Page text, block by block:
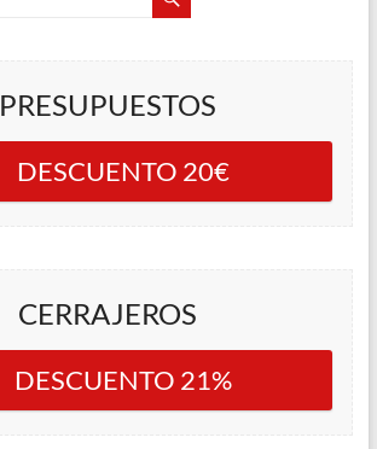
PRESUPUESTOS
DESCUENTO 20€
CERRAJEROS
DESCUENTO 21%